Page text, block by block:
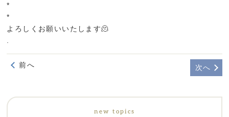
*
*
よろしくお願いいたします🫠
前へ 次へ